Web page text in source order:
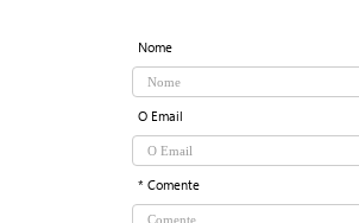
Nome
O Email
* Comente